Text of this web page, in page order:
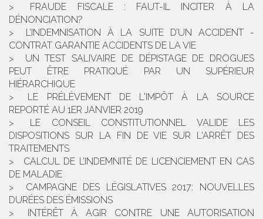
FRAUDE FISCALE : FAUT-IL INCITER À LA
DÉNONCIATION?
L’INDEMNISATION À LA SUITE D’UN ACCIDENT -
CONTRAT GARANTIE ACCIDENTS DE LA VIE
UN TEST SALIVAIRE DE DÉPISTAGE DE DROGUES
PEUT ÊTRE PRATIQUÉ PAR UN SUPÉRIEUR
HIÉRARCHIQUE
LE PRÉLÈVEMENT DE L'IMPÔT À LA SOURCE
REPORTÉ AU 1ER JANVIER 2019
LE CONSEIL CONSTITUTIONNEL VALIDE LES
DISPOSITIONS SUR LA FIN DE VIE SUR L'ARRÊT DES
TRAITEMENTS
CALCUL DE L’INDEMNITÉ DE LICENCIEMENT EN CAS
DE MALADIE
CAMPAGNE DES LÉGISLATIVES 2017: NOUVELLES
DURÉES DES ÉMISSIONS
INTÉRÊT À AGIR CONTRE UNE AUTORISATION